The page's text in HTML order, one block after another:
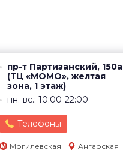
пр-т Партизанский, 150а
(ТЦ «МОМО», желтая
зона, 1 этаж)
пн.-вс.: 10:00-22:00
Телефоны
Могилевская Ангарская